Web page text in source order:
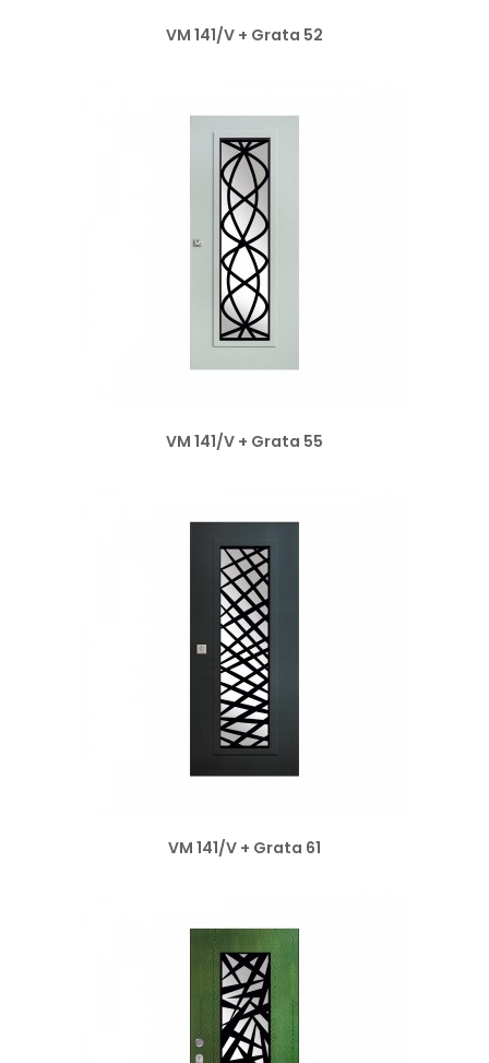
VM 141/V + Grata 52
VM 141/V + Grata 55
VM 141/V + Grata 61